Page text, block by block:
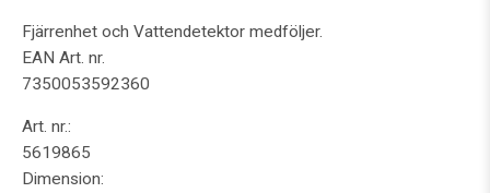
Fjärrenhet och Vattendetektor medföljer.
EAN Art. nr.
7350053592360
Art. nr.:
5619865
Dimension: